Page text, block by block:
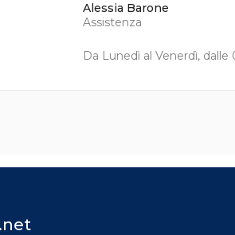
Alessia Barone
Assistenza
Da Lunedì al Venerdì, dalle